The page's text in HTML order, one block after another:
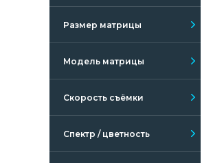
Размер матрицы
Модель матрицы
Скорость съёмки
Спектр / цветность